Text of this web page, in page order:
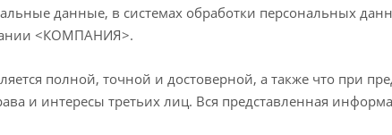
данные, в системах обработки персональных
<КОМПАНИЯ>.
полной, точной и достоверной, а также что при
и интересы третьих лиц. Вся представленная